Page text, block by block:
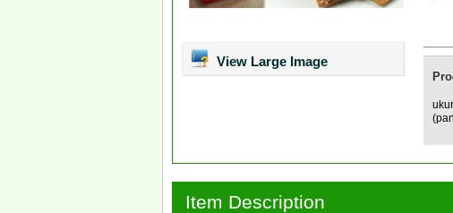
View Large Image
Item Description